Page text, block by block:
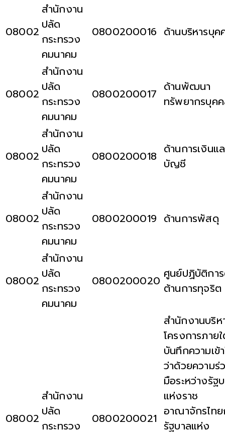
08002
สำนักงาน
ปลัด
กระทรวง
คมนาคม
0800200016 ด้านบริหารบุค
08002
สำนักงาน
ปลัด
กระทรวง
คมนาคม
0800200017 ด้านพัฒนา
ทรัพยากรบุค
08002
สำนักงาน
ปลัด
กระทรวง
คมนาคม
0800200018 ด้านการเงินแ
บัญชี
08002
สำนักงาน
ปลัด
กระทรวง
คมนาคม
0800200019 ด้านการพัสดุ
08002
สำนักงาน
ปลัด
กระทรวง
คมนาคม
0800200020 ศูนย์ปฏิบัติกา
ต้านการทุจริต
08002
สำนักงาน
ปลัด
กระทรวง
0800200021
สำนักงานบริห
โครงการภาย
บันทึกความเข้
ว่าด้วยความร่
มือระหว่างรัฐ
แห่งราช
อาณาจักรไท
รัฐบาลแห่ง